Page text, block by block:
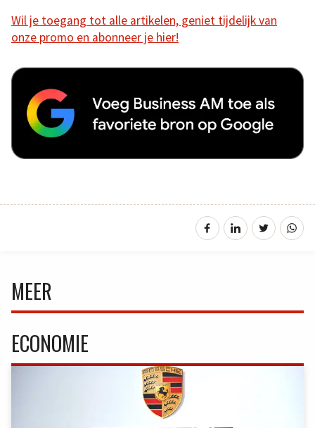
Wil je toegang tot alle artikelen, geniet tijdelijk van
onze promo en abonneer je hier!
MEER
ECONOMIE